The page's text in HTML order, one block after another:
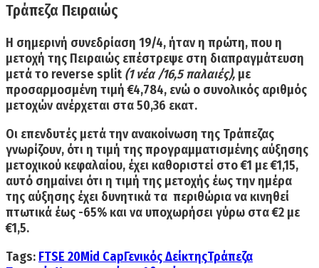
Τράπεζα Πειραιώς
Η σημερινή συνεδρίαση 19/4, ήταν η πρώτη, που η
μετοχή της Πειραιώς επέστρεψε στη διαπραγμάτευση
μετά το reverse split (1 νέα /16,5 παλαιές), με
προσαρμοσμένη τιμή €4,784, ενώ ο συνολικός αριθμός
μετοχών ανέρχεται στα 50,36 εκατ.
Οι επενδυτές μετά την ανακοίνωση της Τράπεζας
γνωρίζουν, ότι η τιμή της προγραμματισμένης αύξησης
μετοχικού κεφαλαίου, έχει καθοριστεί στο €1 με €1,15,
αυτό σημαίνει ότι η τιμή της μετοχής έως την ημέρα
της αύξησης έχει δυνητικά τα περιθώρια να κινηθεί
πτωτικά έως -65% και να υποχωρήσει γύρω στα €2 με
€1,5.
Tags: FTSE 20Mid CapΓενικός ΔείκτηςΤράπεζα